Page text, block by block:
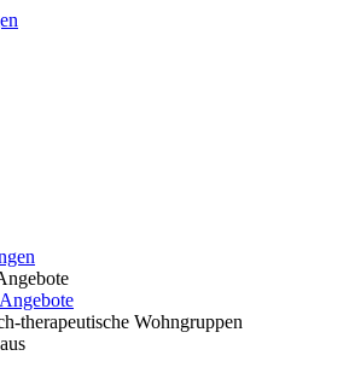
therapeutische Wohngruppen